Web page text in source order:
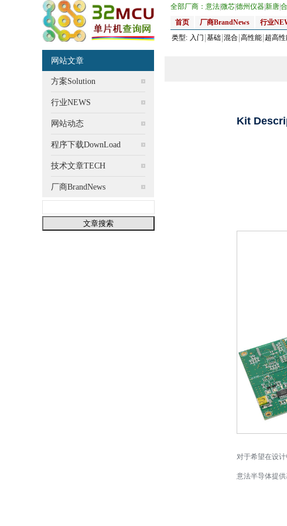
全部厂商： 意法微芯德州仪器新唐
首页
厂商BrandNews 行业
类型: 入门 基础 混合 高性能 超高
网站文章
方案Solution
行业NEWS
网站动态
程序下载DownLoad
技术文章TECH
厂商BrandNews
Kit
对于希望在设
意法半导体提